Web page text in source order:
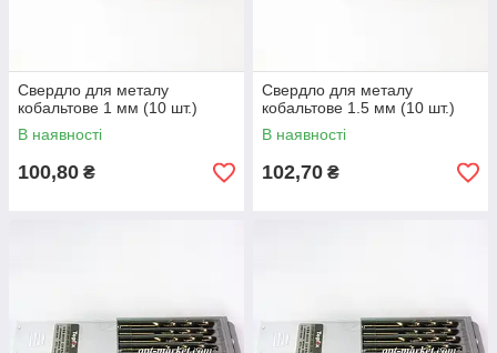
Свердло для металу
кобальтове 1 мм (10 шт.)
В наявності
100,80 ₴
Свердло для металу
кобальтове 1.5 мм (10 шт.)
В наявності
102,70 ₴